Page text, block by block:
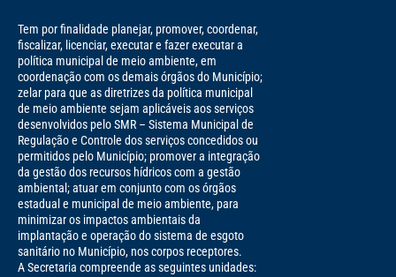
Tem por finalidade planejar, promover, coordenar,
fiscalizar, licenciar, executar e fazer executar a
política municipal de meio ambiente, em
coordenação com os demais órgãos do Município;
zelar para que as diretrizes da política municipal
de meio ambiente sejam aplicáveis aos serviços
desenvolvidos pelo SMR – Sistema Municipal de
Regulação e Controle dos serviços concedidos ou
permitidos pelo Município; promover a integração
da gestão dos recursos hídricos com a gestão
ambiental; atuar em conjunto com os órgãos
estadual e municipal de meio ambiente, para
minimizar os impactos ambientais da
implantação e operação do sistema de esgoto
sanitário no Município, nos corpos receptores.
A Secretaria compreende as seguintes unidades: